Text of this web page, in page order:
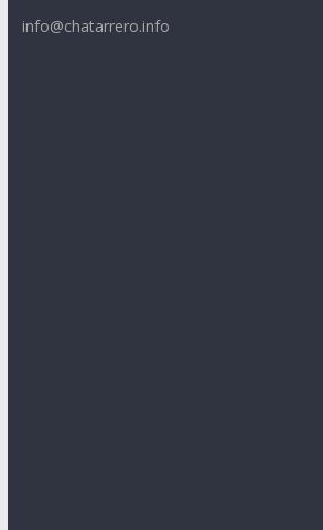
info@chatarrero.info